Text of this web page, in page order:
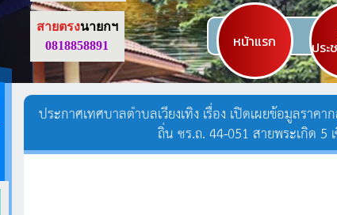
สายตรงนายกฯ
0818858891
หน้าแรก ประ
ประกาศเทศบาลตำบลเวียงเทิง เรื่อง เปิดเผยข้อมูลรา
ถิ่น ชร.ถ. 44-051 สายพระเกิด 5